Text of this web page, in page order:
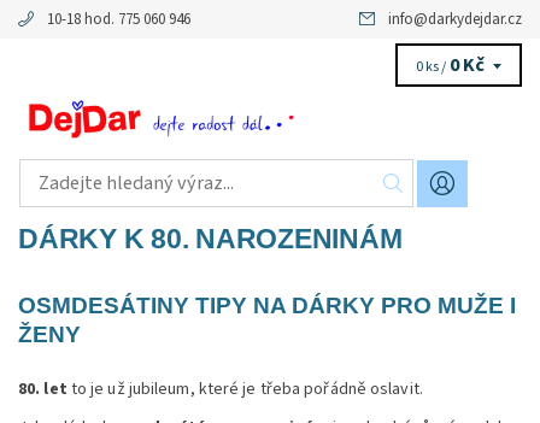
10-18 hod. 775 060 946 info@darkydejdar.cz
0 ks / 0 Kč
DÁRKY K 80. NAROZENINÁM
OSMDESÁTINY TIPY NA DÁRKY PRO MUŽE I
ŽENY
80. let to je už jubileum, které je třeba pořádně oslavit.